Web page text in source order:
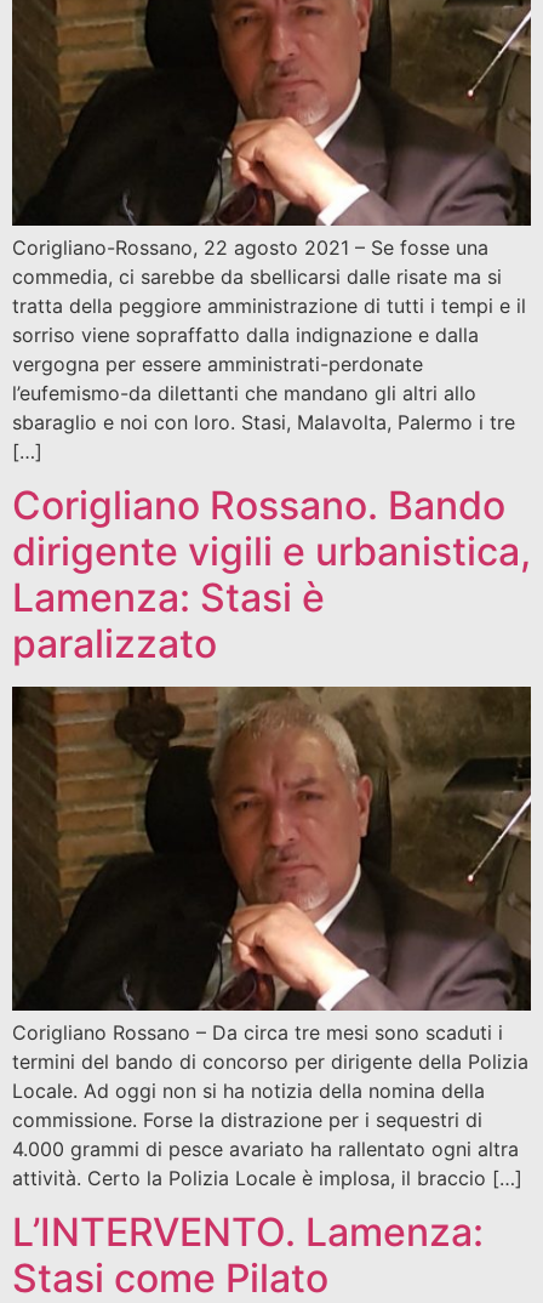
Corigliano-Rossano, 22 agosto 2021 – Se fosse una
commedia, ci sarebbe da sbellicarsi dalle risate ma si
tratta della peggiore amministrazione di tutti i tempi e il
sorriso viene sopraffatto dalla indignazione e dalla
vergogna per essere amministrati-perdonate
l’eufemismo-da dilettanti che mandano gli altri allo
sbaraglio e noi con loro. Stasi, Malavolta, Palermo i tre
[…]
Corigliano Rossano. Bando
dirigente vigili e urbanistica,
Lamenza: Stasi è
paralizzato
Corigliano Rossano – Da circa tre mesi sono scaduti i
termini del bando di concorso per dirigente della Polizia
Locale. Ad oggi non si ha notizia della nomina della
commissione. Forse la distrazione per i sequestri di
4.000 grammi di pesce avariato ha rallentato ogni altra
attività. Certo la Polizia Locale è implosa, il braccio […]
L’INTERVENTO. Lamenza:
Stasi come Pilato